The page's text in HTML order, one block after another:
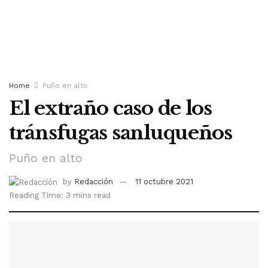
Home Puño en alto
El extraño caso de los
tránsfugas sanluqueños
Puño en alto
by Redacción
11 octubre 2021
Reading Time: 3 mins read